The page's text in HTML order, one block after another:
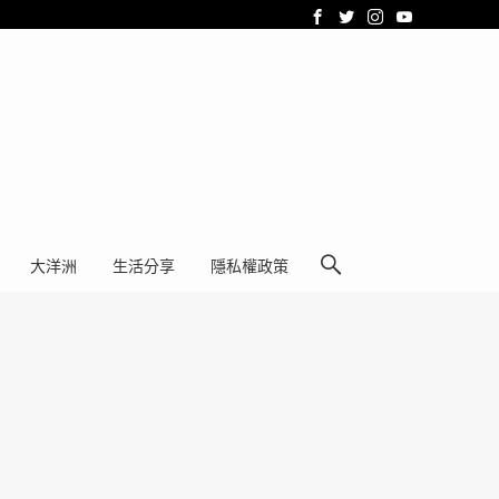
大洋洲 生活分享 隱私權政策